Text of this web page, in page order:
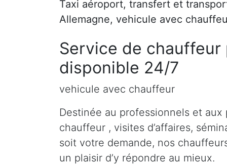
Taxi aéroport, transfert et
Allemagne, vehicule avec
Service de chauffeur
disponible 24/7
vehicule avec chauffeur
Destinée au professionnels et
chauffeur , visites d’affaires,
soit votre demande, nos
un plaisir d’y répondre au mieux.